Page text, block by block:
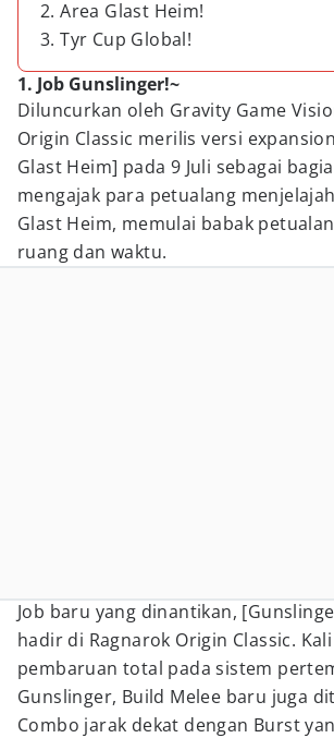
2. Area Glast Heim!
3. Tyr Cup Global!
1. Job Gunslinger!~
Diluncurkan oleh Gravity Game
Origin Classic merilis versi
Glast Heim] pada 9 Juli sebagai
mengajak para petualang
Glast Heim, memulai babak
ruang dan waktu.
Job baru yang dinantikan,
hadir di Ragnarok Origin Classic.
pembaruan total pada sistem
Gunslinger, Build Melee baru juga
Combo jarak dekat dengan Burst